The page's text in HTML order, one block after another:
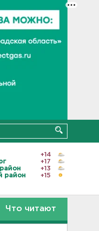
+14
+17
+13
район
+15
Что читают